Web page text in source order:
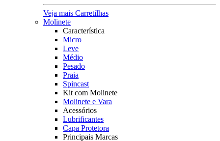
Veja mais Carretilhas
Molinete
Característica
Micro
Leve
Médio
Pesado
Praia
Spincast
Kit com Molinete
Molinete e Vara
Acessórios
Lubrificantes
Capa Protetora
Principais Marcas